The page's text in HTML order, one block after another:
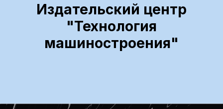
Издательский центр
"Технология
машиностроения"